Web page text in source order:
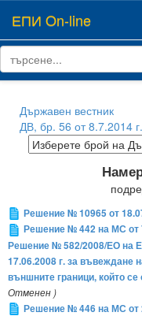
ЕПИ On-line
Държавен вестник
ДВ, бр. 56 от 8.7.2014 г.
Решение № 10965 от
Решение № 442 на МС от
Решение № 582/2008/ЕО на
17.06.2008 г. за въвеждане
външните граници, който
Отменен )
Решение № 446 на МС от